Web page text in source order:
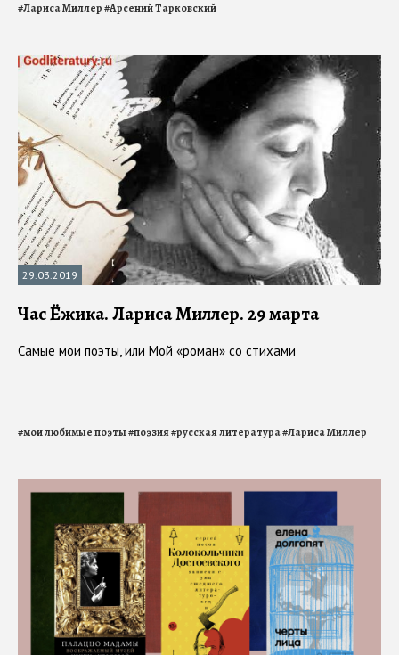
#Лариса Миллер#Арсений Тарковский
29.03.2019
Час Ёжика. Лариса Миллер. 29 марта
Самые мои поэты, или Мой «роман» со стихами
#мои любимые поэты#поэзия#русская литература#Лариса Миллер